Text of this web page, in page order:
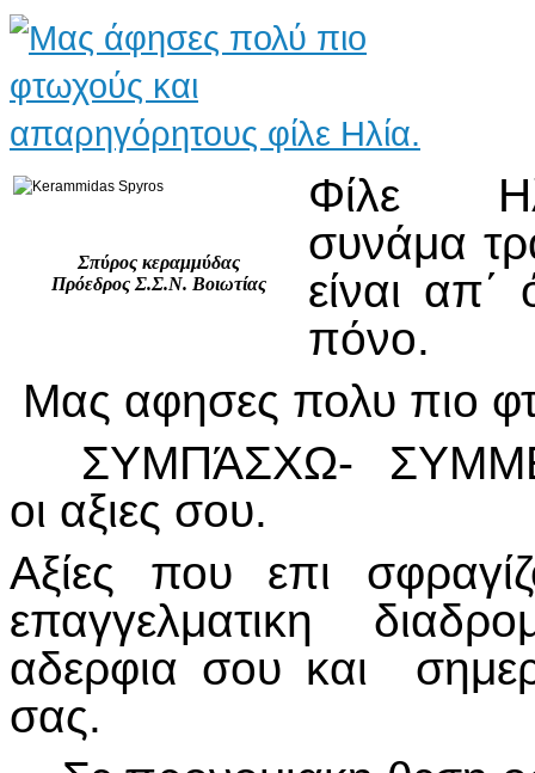
Σπύρος κεραμμύδας
Πρόεδρος Σ.Σ.Ν. Βοιωτίας
Φίλε
συνάμα
είναι
πόνο.
Μας αφησες πολυ πιο
ΣΥΜΠΆΣΧΩ-
οι αξιες σου.
Αξίες που επι
επαγγελματικη
αδερφια σου και
σας.